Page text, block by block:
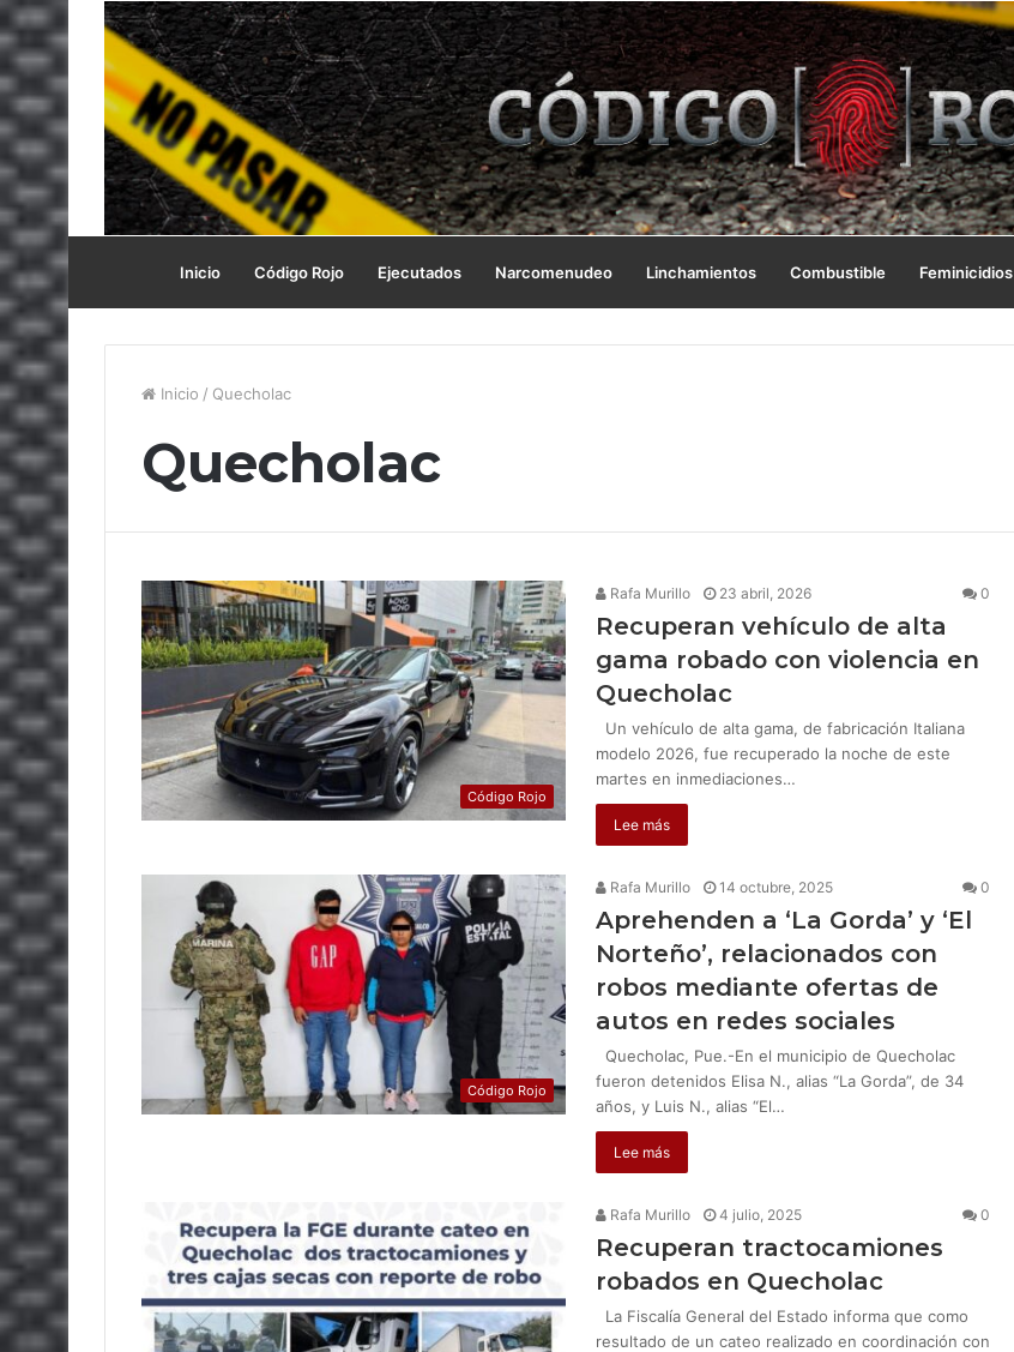
Inicio Código Rojo Ejecutados Narcomenudeo Linchamientos Combustible Feminicidios
Inicio / Quecholac
Quecholac
Código Rojo
Rafa Murillo 23 abril, 2026 0
Recuperan vehículo de alta
gama robado con violencia en
Quecholac
Un vehículo de alta gama, de fabricación Italiana
modelo 2026, fue recuperado la noche de este
martes en inmediaciones…
Lee más
Código Rojo
Rafa Murillo 14 octubre, 2025 0
Aprehenden a ‘La Gorda’ y ‘El
Norteño’, relacionados con
robos mediante ofertas de
autos en redes sociales
Quecholac, Pue.-En el municipio de Quecholac
fueron detenidos Elisa N., alias “La Gorda”, de 34
años, y Luis N., alias “El…
Lee más
Rafa Murillo 4 julio, 2025 0
Recuperan tractocamiones
robados en Quecholac
La Fiscalía General del Estado informa que como
resultado de un cateo realizado en coordinación con